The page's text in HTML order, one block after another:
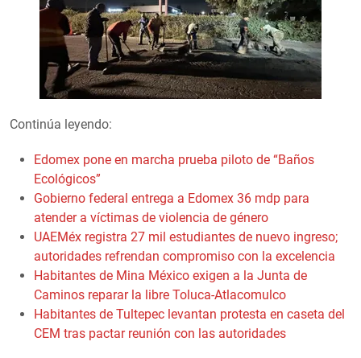
Continúa leyendo:
Edomex pone en marcha prueba piloto de “Baños
Ecológicos”
Gobierno federal entrega a Edomex 36 mdp para
atender a víctimas de violencia de género
UAEMéx registra 27 mil estudiantes de nuevo ingreso;
autoridades refrendan compromiso con la excelencia
Habitantes de Mina México exigen a la Junta de
Caminos reparar la libre Toluca-Atlacomulco
Habitantes de Tultepec levantan protesta en caseta del
CEM tras pactar reunión con las autoridades